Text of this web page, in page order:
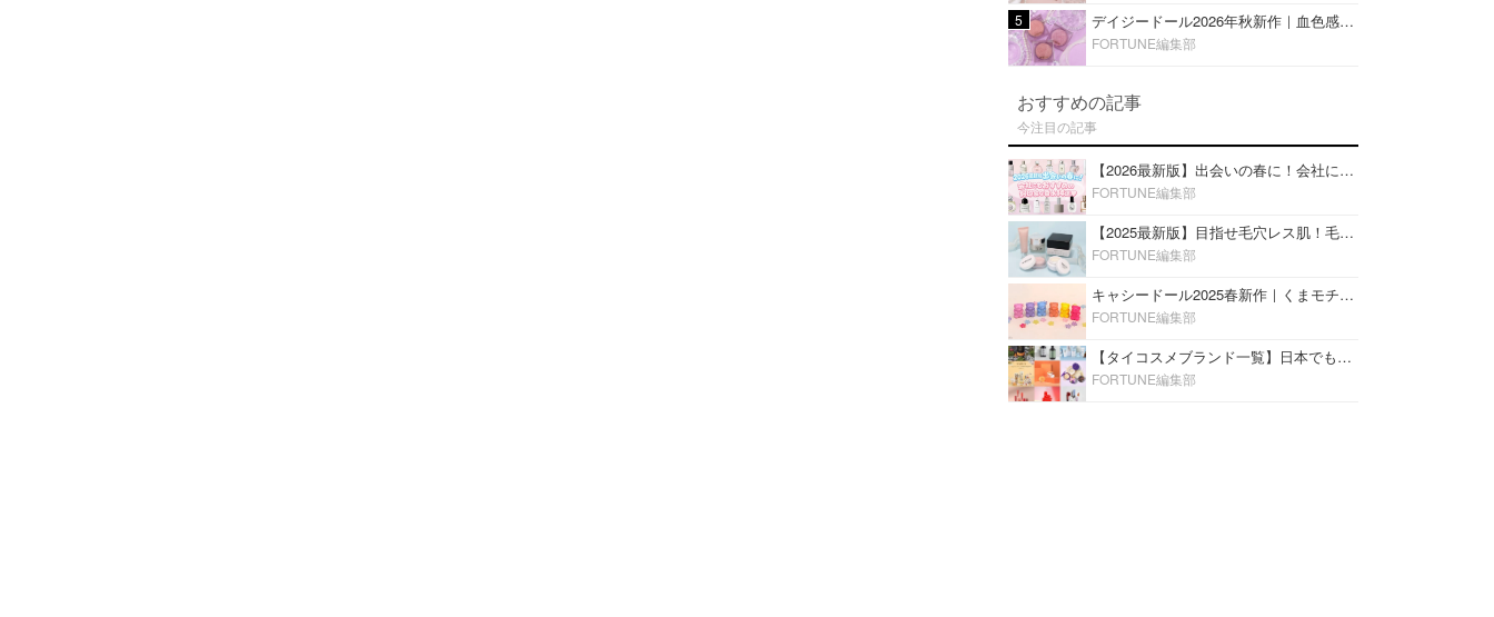
5 デイジードール2026年秋新作｜血色感が可愛い♡『パウダー ブラッシュ ブルーム』新3色をレビュー
FORTUNE編集部
おすすめの記事
今注目の記事
【2026最新版】出会いの春に！会社にもおすすめの好印象な香水14選♡ビジネスの場での香水マナーも
FORTUNE編集部
【2025最新版】目指せ毛穴レス肌！毛穴を埋めて隠す「おすすめ部分用下地＆プライマー」ランキング♡
FORTUNE編集部
キャシードール2025春新作｜くまモチーフのミニリップ「シャイニーベア リップモイスト」をレビュー♡
FORTUNE編集部
【タイコスメブランド一覧】日本でも人気沸騰中の“タイコスメ”ブランド20選！
FORTUNE編集部